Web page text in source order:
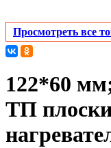
Просмотреть все
122*60
ТП